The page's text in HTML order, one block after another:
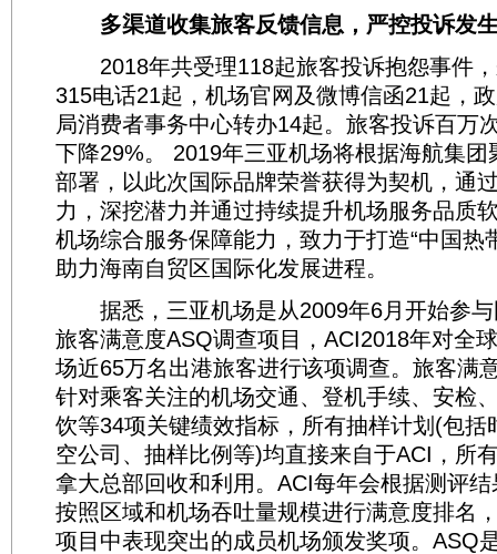
多渠道收集旅客反馈信息，严控投诉发
2018年共受理118起旅客投诉抱怨事件，
315电话21起，机场官网及微博信函21起，
局消费者事务中心转办14起。旅客投诉百万
下降29%。 2019年三亚机场将根据海航集团
部署，以此次国际品牌荣誉获得为契机，通
力，深挖潜力并通过持续提升机场服务品质
机场综合服务保障能力，致力于打造“中国热
助力海南自贸区国际化发展进程。
据悉，三亚机场是从2009年6月开始参与
旅客满意度ASQ调查项目，ACI2018年对全
场近65万名出港旅客进行该项调查。旅客满
针对乘客关注的机场交通、登机手续、安检
饮等34项关键绩效指标，所有抽样计划(包括
空公司、抽样比例等)均直接来自于ACI，所
拿大总部回收和利用。ACI每年会根据测评
按照区域和机场吞吐量规模进行满意度排名
项目中表现突出的成员机场颁发奖项。ASQ